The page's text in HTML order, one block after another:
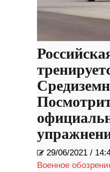
29/06/2021 /
Военное